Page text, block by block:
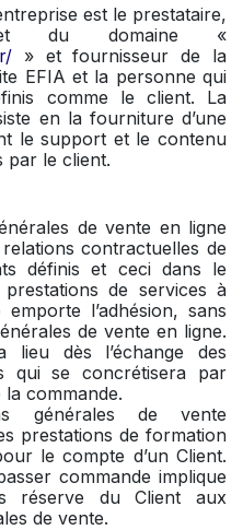
est le prestataire,
du domaine «
» et fournisseur de la
EFIA et la personne qui
comme le client. La
en la fourniture d’une
le support et le contenu
par le client.
de vente en ligne
contractuelles de
définis et ceci dans le
de services à
l’adhésion, sans
de vente en ligne.
dès l’échange des
qui se concrétisera par
la commande.
générales de vente
prestations de formation
le compte d’un Client.
commande implique
réserve du Client aux
de vente.